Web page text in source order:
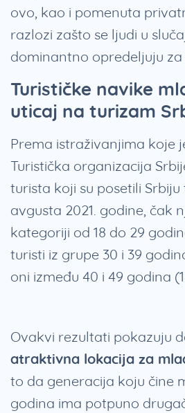
ovo, kao i pomenuta
razlozi zašto se ljudi u
dominantno opredeljuju
Turističke navike
uticaj na turizam
Prema istraživanjima koje
Turistička organizacija
turista koji su posetili
avgusta 2021. godine, čak
kategoriji od 18 do 29
turisti iz grupe 30 i 39
oni između 40 i 49 godina
Ovakvi rezultati pokazuju
atraktivna lokacija za
to da generacija koju čine
godina ima potpuno